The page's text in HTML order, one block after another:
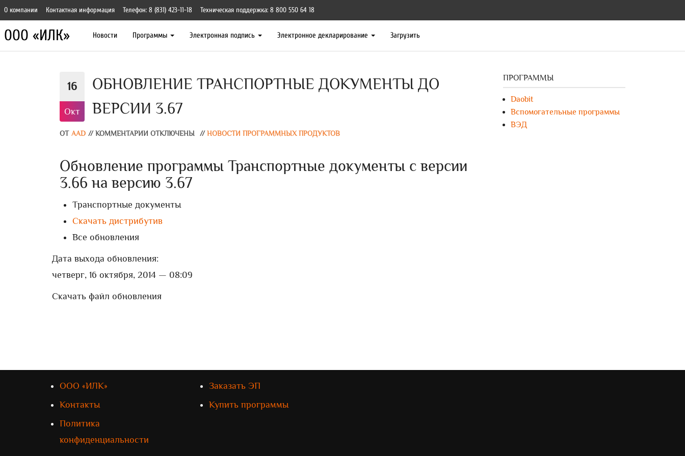
О компании Контактная информация Телефон: 8 (831) 423-11-18 Техническая поддержка: 8 800 550 64 18
ООО «ИЛК» Новости Программы Электронная подпись Электронное декларирование Загрузить
16
Окт
ОБНОВЛЕНИЕ ТРАНСПОРТНЫЕ ДОКУМЕНТЫ ДО
ВЕРСИИ 3.67
ОТ AAD // КОММЕНТАРИИ ОТКЛЮЧЕНЫ // НОВОСТИ ПРОГРАММНЫХ ПРОДУКТОВ
Обновление программы Транспортные документы с версии
3.66 на версию 3.67
Транспортные документы
Скачать дистрибутив
Все обновления
Дата выхода обновления:
четверг, 16 октября, 2014 — 08:09
Скачать файл обновления
ПРОГРАММЫ
Daobit
Вспомогательные программы
ВЭД
ООО «ИЛК»
Контакты
Политика
конфиденциальности
Заказать ЭП
Купить программы